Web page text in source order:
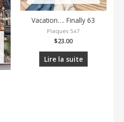
Vacation…. Finally 63
Plaques 5x7
$23.00
Lire la suite